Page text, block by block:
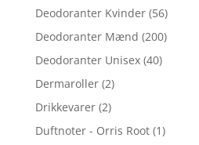
Deodoranter Kvinder (56)
Deodoranter Mænd (200)
Deodoranter Unisex (40)
Dermaroller (2)
Drikkevarer (2)
Duftnoter - Orris Root (1)